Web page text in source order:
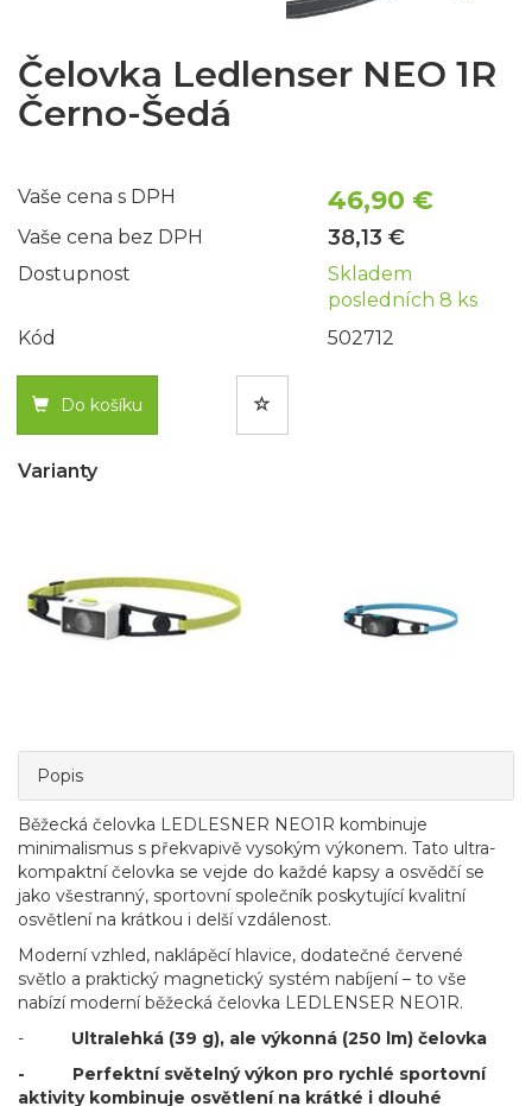
Čelovka Ledlenser NEO 1R
Černo-Šedá
Vaše cena s DPH 46,90 €
Vaše cena bez DPH 38,13 €
Dostupnost
Skladem
posledních 8 ks
Kód
502712
Do košíku
Varianty
Popis
Běžecká čelovka LEDLESNER NEO1R kombinuje
minimalismus s překvapivě vysokým výkonem. Tato ultra-
kompaktní čelovka se vejde do každé kapsy a osvědčí se
jako všestranný, sportovní společník poskytující kvalitní
osvětlení na krátkou i delší vzdálenost.
Moderní vzhled, naklápěcí hlavice, dodatečné červené
světlo a praktický magnetický systém nabíjení – to vše
nabízí moderní běžecká čelovka LEDLENSER NEO1R.
- Ultralehká (39 g), ale výkonná (250 lm) čelovka
- Perfektní světelný výkon pro rychlé sportovní
aktivity kombinuje osvětlení na krátké i dlouhé